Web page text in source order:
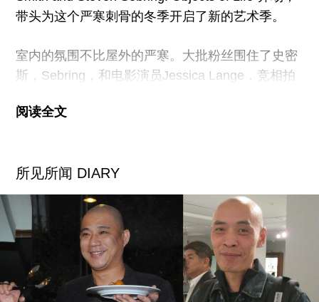
Carole
带头为这个严寒刺骨的冬季开启了新的艺术季。
室内的氛围不比屋外的严寒。大批粉丝围住了史密
斯，Sebring，和电影演员Jessica Lange，竞相拍
Maysles坐在前台边上，为一位不说意第绪语的人
McGinley也进来了，一个胳膊上带着复原黑手套，
另一只打着石膏。他解释说这是在New Hampshire
滑雪时摔的，当时他为《时代》杂志拍摄冬奥会照
片。哎呀，这家伙工作也太投入了吧。
史密斯冲出人群，陪着Michael Stipe看展。包括托
不雷式的绘画，Sebring拍摄的史密斯路上生活的
阅读全文
所见所闻 DIARY